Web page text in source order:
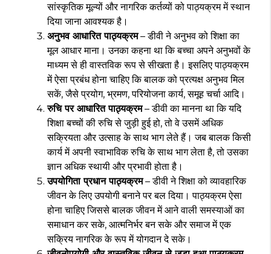
सांस्कृतिक मूल्यों और नागरिक कर्तव्यों को पाठ्यक्रम में स्थान
दिया जाना आवश्यक है।
अनुभव आधारित पाठ्यक्रम– डीवी ने अनुभव को शिक्षा का
मूल आधार माना। उनका कहना था कि बच्चा अपने अनुभवों के
माध्यम से ही वास्तविक रूप से सीखता है। इसलिए पाठ्यक्रम
में ऐसा प्रबंध होना चाहिए कि बालक को प्रत्यक्ष अनुभव मिल
सकें, जैसे प्रयोग, भ्रमण, परियोजना कार्य, समूह चर्चा आदि।
रुचि पर आधारित पाठ्यक्रम– डीवी का मानना था कि यदि
शिक्षा बच्चों की रुचि से जुड़ी हुई हो, तो वे उसमें अधिक
सक्रियता और उत्साह के साथ भाग लेते हैं। जब बालक किसी
कार्य में अपनी स्वाभाविक रुचि के साथ भाग लेता है, तो उसका
ज्ञान अधिक स्थायी और प्रभावी होता है।
उपयोगिता प्रधान पाठ्यक्रम– डीवी ने शिक्षा को व्यावहारिक
जीवन के लिए उपयोगी बनाने पर बल दिया। पाठ्यक्रम ऐसा
होना चाहिए जिससे बालक जीवन में आने वाली समस्याओं का
समाधान कर सके, आत्मनिर्भर बन सके और समाज में एक
सक्रिय नागरिक के रूप में योगदान दे सके।